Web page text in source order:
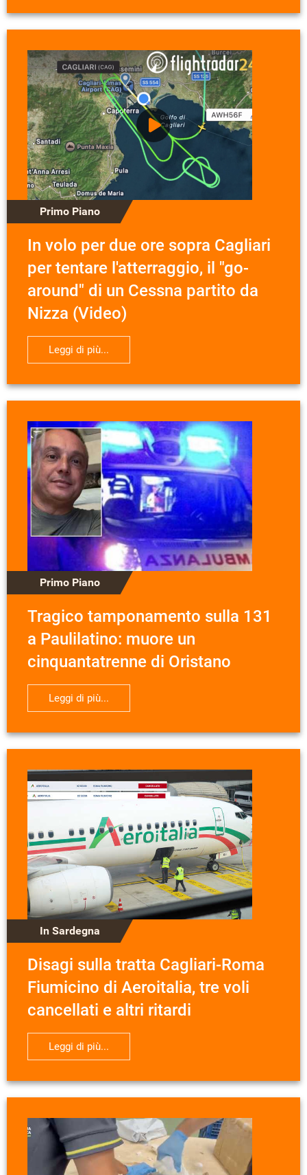
Primo Piano
In volo per due ore sopra Cagliari
per tentare l'atterraggio, il "go-
around" di un Cessna partito da
Nizza (Video)
Leggi di più...
Primo Piano
Tragico tamponamento sulla 131
a Paulilatino: muore un
cinquantatrenne di Oristano
Leggi di più...
In Sardegna
Disagi sulla tratta Cagliari-Roma
Fiumicino di Aeroitalia, tre voli
cancellati e altri ritardi
Leggi di più...